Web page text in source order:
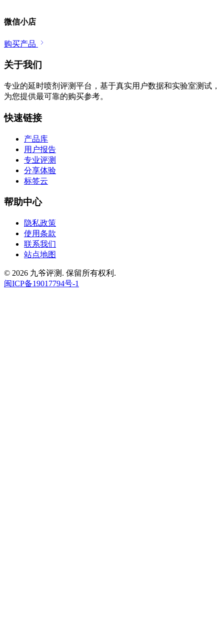
微信小店
购买产品
关于我们
专业的延时喷剂评测平台，基于真实用户数据和实验室测试，
为您提供最可靠的购买参考。
快速链接
产品库
用户报告
专业评测
分享体验
标签云
帮助中心
隐私政策
使用条款
联系我们
站点地图
© 2026 九爷评测. 保留所有权利.
闽ICP备19017794号-1